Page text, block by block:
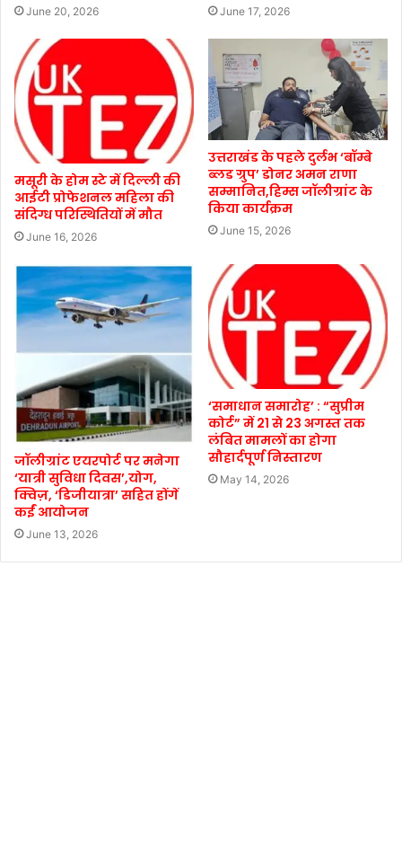
June 20, 2026 June 17, 2026
मसूरी के होम स्टे में दिल्ली की
आईटी प्रोफेशनल महिला की
संदिग्ध परिस्थितियों में मौत
June 16, 2026
उत्तराखंड के पहले दुर्लभ ‘बॉम्बे
ब्लड ग्रुप’ डोनर अमन राणा
सम्मानित,हिम्स जॉलीग्रांट के
किया कार्यक्रम
June 15, 2026
जॉलीग्रांट एयरपोर्ट पर मनेगा
‘यात्री सुविधा दिवस’,योग,
क्विज़, ‘डिजीयात्रा’ सहित होंगें
कईं आयोजन
June 13, 2026
‘समाधान समारोह’ : “सुप्रीम
कोर्ट” में 21 से 23 अगस्त तक
लंबित मामलों का होगा
सौहार्दपूर्ण निस्तारण
May 14, 2026